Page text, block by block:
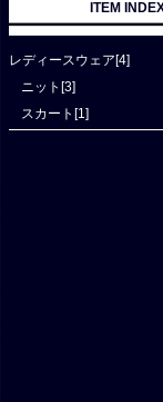
ITEM
レディースウェア[4]
ニット[3]
スカート[1]